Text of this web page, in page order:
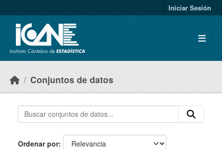
Iniciar Sesión
Conjuntos de datos
Ordenar por